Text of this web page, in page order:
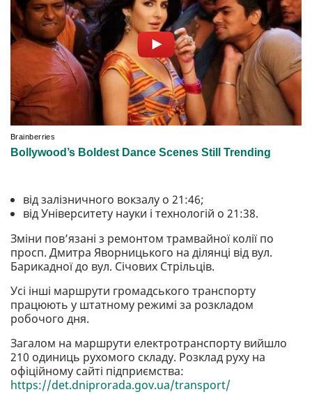
від залізничного вокзалу о 21:46;
від Університету науки і технологій о 21:38.
Зміни пов’язані з ремонтом трамвайної колії по
просп. Дмитра Яворницького на ділянці від вул.
Барикадної до вул. Січових Стрільців.
Усі інші маршрути громадського транспорту
працюють у штатному режимі за розкладом
робочого дня.
Загалом на маршрути електротранспорту вийшло
210 одиниць рухомого складу. Розклад руху на
офіційному сайті підприємства:
https://det.dniprorada.gov.ua/transport/